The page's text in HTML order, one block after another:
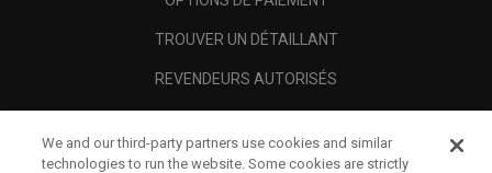
TROUVER UN DÉTAILLANT
REVENDEURS AUTORISÉS
A PROPOS
We and our third-party partners use cookies and similar
technologies to run the website. Some cookies are strictly